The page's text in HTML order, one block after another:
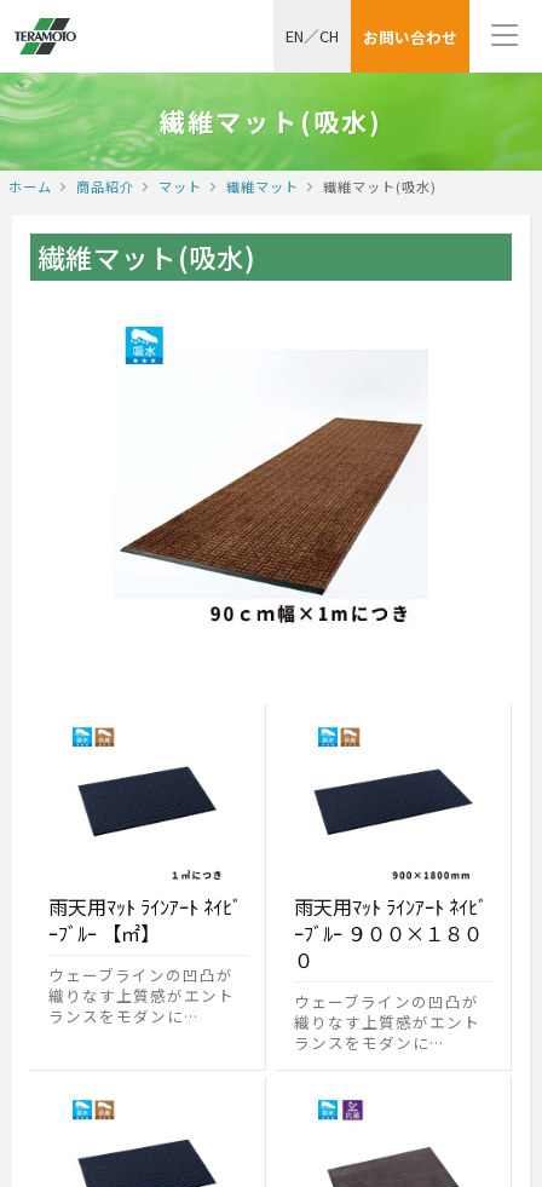
お問い合わせ
EN／CH
繊維マット(吸水)
ホーム 商品紹介 マット 繊維マット 繊維マット(吸水)
繊維マット(吸水)
雨天用ﾏｯﾄ ﾗｲﾝｱｰﾄ ﾈｲﾋﾞ
ｰﾌﾞﾙｰ 【㎡】
ウェーブラインの凹凸が
織りなす上質感がエント
ランスをモダンに…
雨天用ﾏｯﾄ ﾗｲﾝｱｰﾄ ﾈｲﾋﾞ
ｰﾌﾞﾙｰ ９００×１８０
０
ウェーブラインの凹凸が
織りなす上質感がエント
ランスをモダンに…